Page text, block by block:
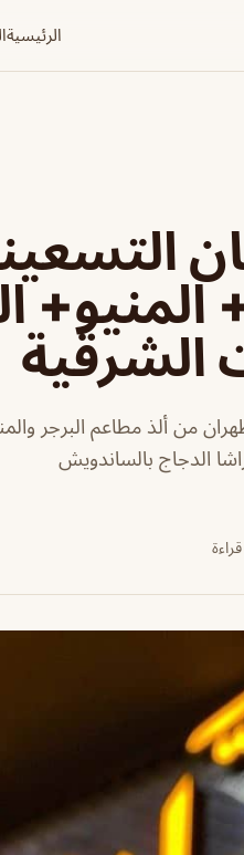
الرئيسية
الشرقية
من ألذ مطاعم البرجر
الدجاج بالساندويش